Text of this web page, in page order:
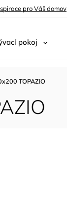
pro Váš domov
pokoj
TOPAZIO